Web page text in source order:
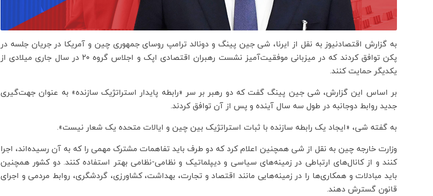
به گزارش اقتصادنیوز به نقل از ایرنا، شی جین پینگ و دونالد ترامپ روسای جمهوری چین و آمریکا در جریان جلسه در
پکن توافق کردند که در میزبانی موفقیت‌آمیز نشست رهبران اقتصادی اپک و اجلاس گروه ۲۰ در سال جاری میلادی از
یکدیگر حمایت کنند.
بر اساس این گزارش، شی جین پینگ گفت که دو رهبر بر سر «رابطه پایدار استراتژیک سازنده» به عنوان جهت‌گیری
جدید روابط دوجانبه در طول سه سال آینده و پس از آن توافق کردند.
به گفته شی، «ایجاد یک رابطه سازنده با ثبات استراتژیک بین چین و ایالات متحده یک شعار نیست».
وزارت خارجه چین به نقل از شی همچنین اعلام کرد که دو طرف باید تفاهمات مشترک مهمی را که به آن رسیده‌اند، اجرا
کنند و از کانال‌های ارتباطی در زمینه‌های سیاسی و دیپلماتیک و نظامی-نظامی بهتر استفاده کنند. دو کشور همچنین
باید مبادلات و همکاری‌ها را در زمینه‌هایی مانند اقتصاد و تجارت، بهداشت، کشاورزی، گردشگری، روابط مردمی و اجرای
قانون گسترش دهند.